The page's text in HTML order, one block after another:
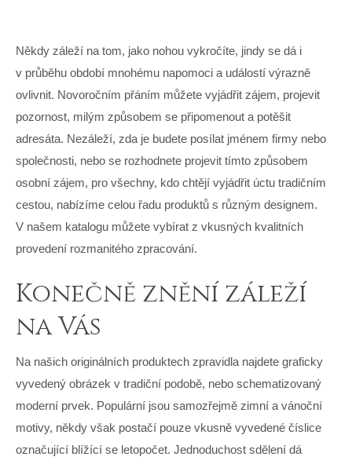
Někdy záleží na tom, jako nohou vykročíte, jindy se dá i
v průběhu období mnohému napomoci a událostí výrazně
ovlivnit. Novoročním přáním můžete vyjádřit zájem, projevit
pozornost, milým způsobem se připomenout a potěšit
adresáta. Nezáleží, zda je budete posílat jménem firmy nebo
společnosti, nebo se rozhodnete projevit tímto způsobem
osobní zájem, pro všechny, kdo chtějí vyjádřit úctu tradičním
cestou, nabízíme celou řadu produktů s různým designem.
V našem katalogu můžete vybírat z vkusných kvalitních
provedení rozmanitého zpracování.
Konečně znění záleží
na Vás
Na našich originálních produktech zpravidla najdete graficky
vyvedený obrázek v tradiční podobě, nebo schematizovaný
moderní prvek. Populární jsou samozřejmě zimní a vánoční
motivy, někdy však postačí pouze vkusně vyvedené číslice
označující blížící se letopočet. Jednoduchost sdělení dá